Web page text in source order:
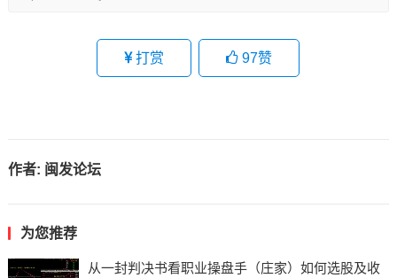
打赏 97赞
作者: 闽发论坛
为您推荐
从一封判决书看职业操盘手（庄家）如何选股及收